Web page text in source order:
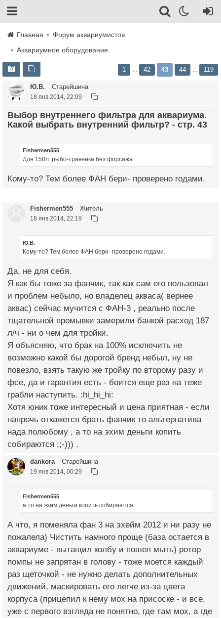
Главная
Форум аквариумистов
Аквариумное оборудование
1 42 43 44 119
Ю.В. Старейшина
18 янв 2014, 22:09
Выбор внутреннего фильтра для аквариума.
Какой выбрать внутренний фильтр? - стр. 43
Fishermen555
Для 150л. рыбо-травника без форсажа.
Кому-то? Тем более ФАН бери- проверено годами.
Fishermen555 Житель
18 янв 2014, 22:19
Ю.В.
Кому-то? Тем более ФАН бери- проверено годами.
Да, не для себя.
Я как бы тоже за фанчик, так как сам его пользовал
и проблем небыло, но владелец акваса( вернее
аквас) сейчас мучится с ФАН-3 , реально после
тщательной промывки замерили банкой расход 187
л/ч - ни о чем для тройки.
Я объясняю, что брак на 100% исключить не
возможно какой бы дорогой бренд небыл, ну не
повезло, взять такую же тройку по второму разу и
фсе, да и гарантия есть - боится еще раз на теже
грабли наступить. :hi_hi_hi:
Хотя юник тоже интересный и цена приятная - если
напрочь откажется брать фанчик то альтернатива
нада полюбому , а то на эхим деньги копить
собираются ;;-))) .
dankora Старейшина
19 янв 2014, 00:29
Fishermen555
а то на эхим деньги копить собираются .
А что, я поменяла фан 3 на эхейм 2012 и ни разу не
пожалела) Чистить намного проще (база остается в
аквариуме - вытащил колбу и пошел мыть) ротор
помпы не запрятан в голову - тоже моется каждый
раз щеточкой - не нужно делать дополнительных
движений, маскировать его легче из-за цвета
корпуса (прицепил к нему мох на присоске - и все,
уже с первого взгляда не понятно, где там мох, а где